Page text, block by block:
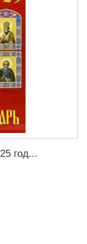
год...